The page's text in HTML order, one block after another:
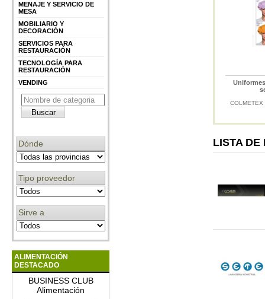
MENAJE Y SERVICIO DE
MESA
MOBILIARIO Y
DECORACIÓN
SERVICIOS PARA
RESTAURACIÓN
TECNOLOGÍA PARA
RESTAURACIÓN
VENDING
Dónde
Tipo proveedor
Sirve a
ALIMENTACIÓN
DESTACADO
BUSINESS CLUB
Alimentación
COLMETEX
LISTA DE